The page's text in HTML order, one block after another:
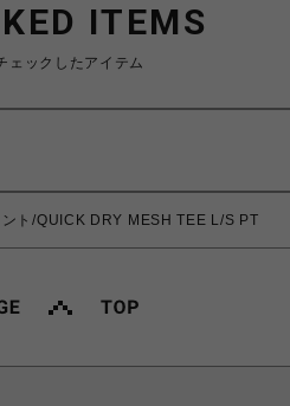
ITEMS
ェックしたアイテム
ト/QUICK DRY MESH TEE L/S PT